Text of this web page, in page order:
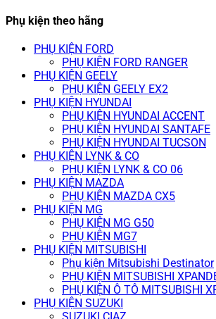
Phụ kiện theo hãng
PHỤ KIỆN FORD
PHỤ KIỆN FORD RANGER
PHỤ KIỆN GEELY
PHỤ KIỆN GEELY EX2
PHỤ KIỆN HYUNDAI
PHỤ KIỆN HYUNDAI ACCENT
PHỤ KIỆN HYUNDAI SANTAFE
PHỤ KIỆN HYUNDAI TUCSON
PHỤ KIỆN LYNK & CO
PHỤ KIỆN LYNK & CO 06
PHỤ KIỆN MAZDA
PHỤ KIỆN MAZDA CX5
PHỤ KIỆN MG
PHỤ KIỆN MG G50
PHỤ KIỆN MG7
PHỤ KIỆN MITSUBISHI
Phụ kiện Mitsubishi Destinator
PHỤ KIỆN MITSUBISHI
PHỤ KIỆN Ô TÔ MITSUBISHI
PHỤ KIỆN SUZUKI